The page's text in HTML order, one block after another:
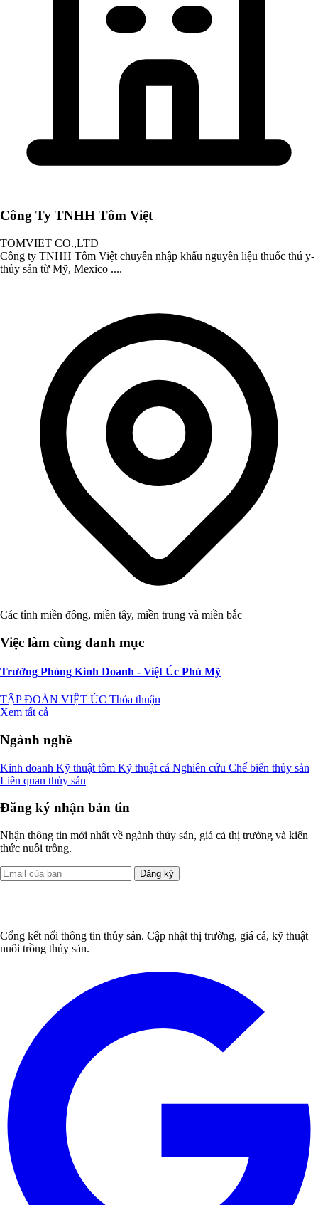
Công Ty TNHH Tôm Việt
TOMVIET CO.,LTD
Công ty TNHH Tôm Việt chuyên nhập khẩu nguyên liệu thuốc thú y-
thủy sản từ Mỹ, Mexico ....
Các tỉnh miền đông, miền tây, miền trung và miền bắc
Việc làm cùng danh mục
Trưởng Phòng Kinh Doanh - Việt Úc Phù Mỹ
TẬP ĐOÀN VIỆT ÚC Thỏa thuận
Xem tất cả
Ngành nghề
Kinh doanh Kỹ thuật tôm Kỹ thuật cá Nghiên cứu Chế biến thủy sản
Liên quan thủy sản
Đăng ký nhận bản tin
Nhận thông tin mới nhất về ngành thủy sản, giá cả thị trường và kiến
thức nuôi trồng.
Đăng ký
Cổng kết nối thông tin thủy sản. Cập nhật thị trường, giá cả, kỹ thuật
nuôi trồng thủy sản.